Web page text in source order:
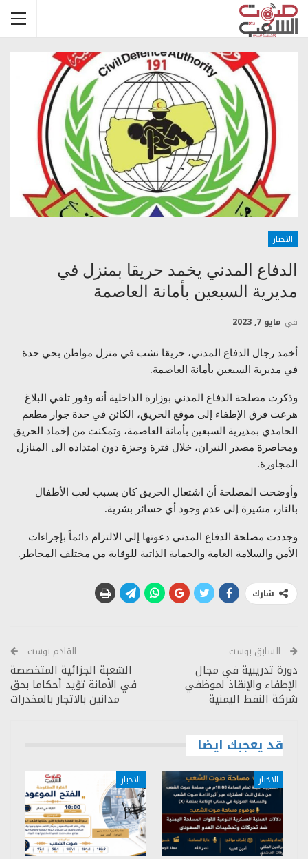
الاخبار
الدفاع المدني يخمد حريقا بمنزل في
مديرية السبعين بأمانة العاصمة
في مايو 7, 2023
أخمد رجال الدفاع المدني، حريقا نشب في منزل مواطن بحي حدة
في مديرية السبعين بأمانة العاصمة.
وذكرت مصلحة الدفاع المدني بوزارة الداخلية أنه وفور تلقي البلاغ
هرعت فرق الإطفاء إلى موقع الحريق، الكائن في حدة جوار مطعم
الحامدي بمديرية السبعين بأمانة العاصمة، وتمكنت من إخماد الحريق
ومحاصرة مصدر النيران، خلال فترة وجيزة دون امتداده الى المنازل
المجاورة.
وأوضحت المصلحة أن اشتعال الحريق كان بسبب لعب الأطفال
بالنار، مشيرة إلى عدم وجود أي خسائر بشرية.
وجددت مصلحة الدفاع المدني دعوتها إلى الالتزام دائماً بإجراءات
الأمن والسلامة العامة والحماية الذاتية للوقاية من مختلف المخاطر.
شارك
السابق بوست
دورة تدريبية في مجال
الإطفاء والإنقاذ لموظفي
شركة النفط اليمنية
القادم بوست
الشعبة الجزائية المتخصصة
في الأمانة تؤيد أحكاما بحق
مدانين بالاتجار بالمخدرات
قد يعجبك ايضا
الاخبار الاخبار